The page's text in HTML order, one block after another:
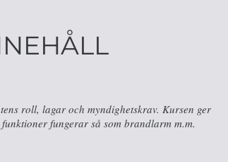
roll, lagar och myndighetskrav. Kursen ger
fungerar så som brandlarm m.m.